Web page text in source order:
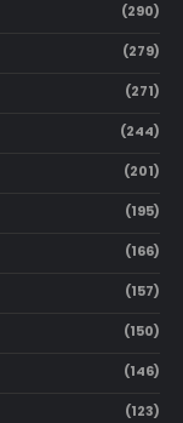
(290)
(279)
(271)
(244)
(201)
(195)
(166)
(157)
(150)
(146)
(123)